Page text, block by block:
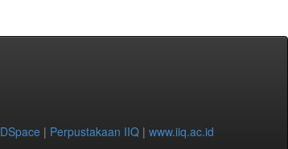
DSpace | Perpustakaan IIQ | www.iiq.ac.id